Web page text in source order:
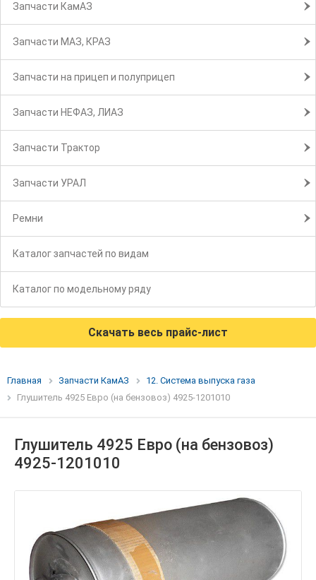
Запчасти КамАЗ
Запчасти МАЗ, КРАЗ
Запчасти на прицеп и полуприцеп
Запчасти НЕФАЗ, ЛИАЗ
Запчасти Трактор
Запчасти УРАЛ
Ремни
Каталог запчастей по видам
Каталог по модельному ряду
Скачать весь прайс-лист
Главная Запчасти КамАЗ
12. Система выпуска газа
Глушитель 4925 Евро (на бензовоз) 4925-1201010
Глушитель 4925 Евро (на бензовоз)
4925-1201010